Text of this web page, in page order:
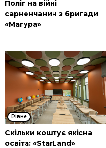
Поліг на війні
сарненчанин з бригади
«Магура»
Рівне
Скільки коштує якісна
освіта: «StarLand»